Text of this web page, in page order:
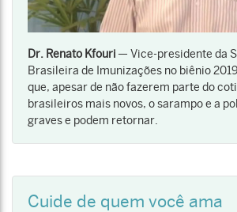
Dr. Renato Kfouri — Vice-presidente da
Brasileira de Imunizações no biênio
que, apesar de não fazerem parte do
brasileiros mais novos, o sarampo e a
graves e podem retornar.
Cuide de quem você ama